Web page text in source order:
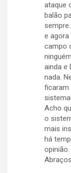
ataque
balão
e
campo
ainda e
nada.
ficaram
Acho
o
mais
há
opinião.